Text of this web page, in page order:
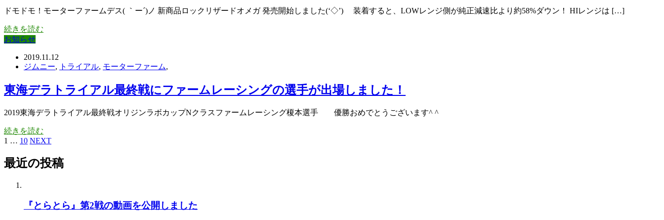
ドモドモ！モーターファームデス( ｀ー´)ノ 新商品ロックリザードオメガ 発売開始しました(‘◇’)ゞ 装着すると、LOWレンジ側が純正減速比より約58%ダウン！ HIレンジは […]
続きを読む
お知らせ
2019.11.12
ジムニー, トライアル, モーターファーム,
東海デラトライアル最終戦にファームレーシングの選手が出場しました！
2019東海デラトライアル最終戦オリジンラボカップNクラスファームレーシング榎本選手 優勝おめでとうございます^ ^
続きを読む
1 … 10 NEXT
最近の投稿
『とらとら』第2戦の動画を公開しました